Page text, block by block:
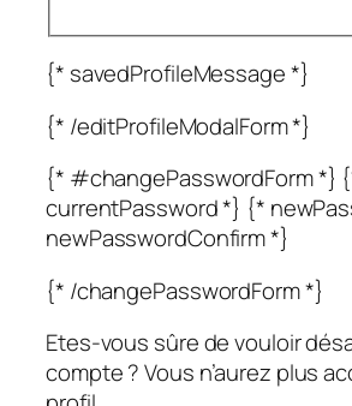
{* savedProfileMessage *}
{* /editProfileModalForm *}
{* #changePasswordForm *}
currentPassword *} {*
newPasswordConfirm *}
{* /changePasswordForm *}
Etes-vous sûre de vouloir
compte ? Vous n’aurez plus